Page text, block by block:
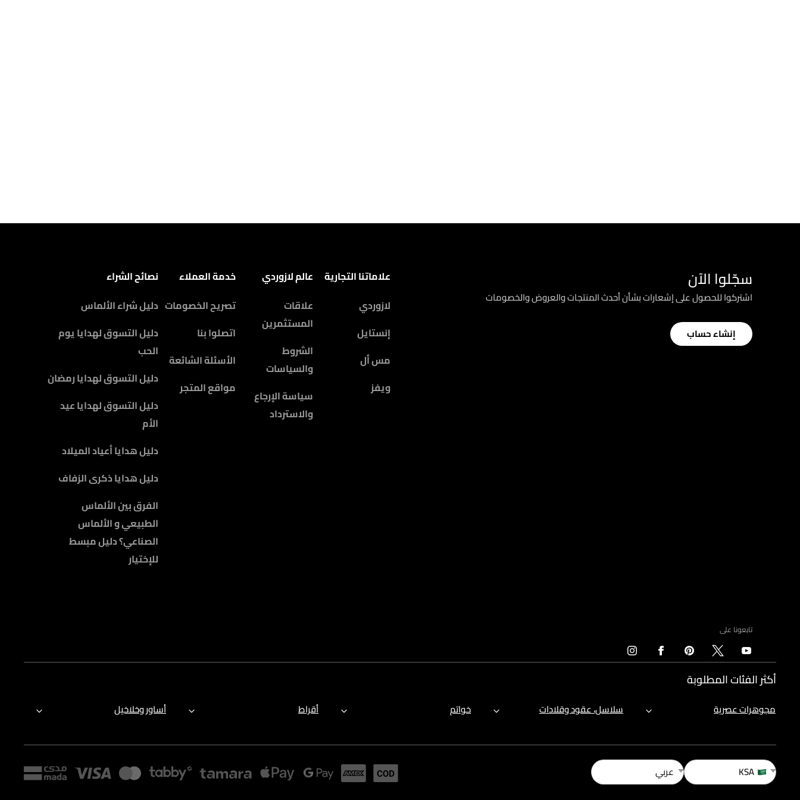
سجّلوا الآن
اشتركوا للحصول على إشعارات بشأن أحدث المنتجات والعروض والخصومات
إنشاء حساب
علاماتنا التجارية
لازوردي
إنستايل
مس أل
ويفز
عالم لازوردي
علاقات
المستثمرين
الشروط
والسياسات
سياسة الإرجاع
والاسترداد
خدمة العملاء
تصريح الخصومات
اتصلوا بنا
الأسئلة الشائعة
مواقع المتجر
نصائح الشراء
دليل شراء الألماس
دليل التسوق لهدايا يوم
الحب
دليل التسوق لهدايا رمضان
دليل التسوق لهدايا عيد
الأم
دليل هدايا أعياد الميلاد
دليل هدايا ذكرى الزفاف
الفرق بين الألماس
الطبيعي و الألماس
الصناعي؟ دليل مبسط
للإختيار
تابعونا على
أكثر الفئات المطلوبة
مجوهرات عصرية سلاسل، عقود وقلادات خواتم أقراط أساور وخلاخيل
KSA عربي